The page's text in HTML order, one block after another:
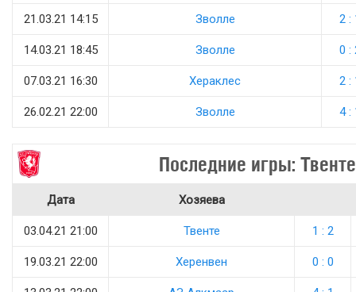
21.03.21 14:15 Зволле 2 :
14.03.21 18:45 Зволле 0 :
07.03.21 16:30 Хераклес 2 :
26.02.21 22:00 Зволле 4 :
Последние игры: Твенте
Дата Хозяева
03.04.21 21:00 Твенте 1 : 2
19.03.21 22:00 Херенвен 0 : 0